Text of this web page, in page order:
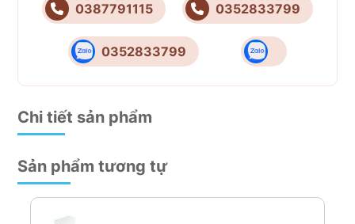
0387791115 0352833799
0352833799
Chi tiết sản phẩm
Sản phẩm tương tự